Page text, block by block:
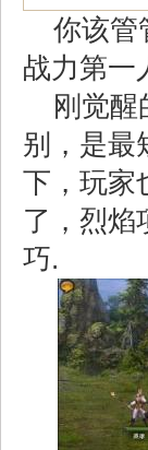
你该管
战力第一
刚觉醒
别，是最
下，玩家
了，烈焰
巧.